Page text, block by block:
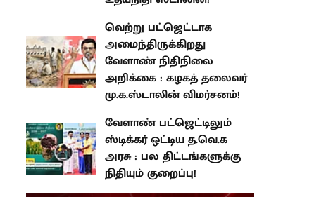
வெற்று பட்ஜெட்டாக
அமைந்திருக்கிறது வேளாண்
நிதிநிலை அறிக்கை : கழகத்
தலைவர் மு.க.ஸ்டாலின்
விமர்சனம்!
வேளாண் பட்ஜெட்டிலும் ஸ்டிக்கர்
ஒட்டிய த.வெ.க அரசு : பல
திட்டங்களுக்கு நிதியும் குறைப்பு!